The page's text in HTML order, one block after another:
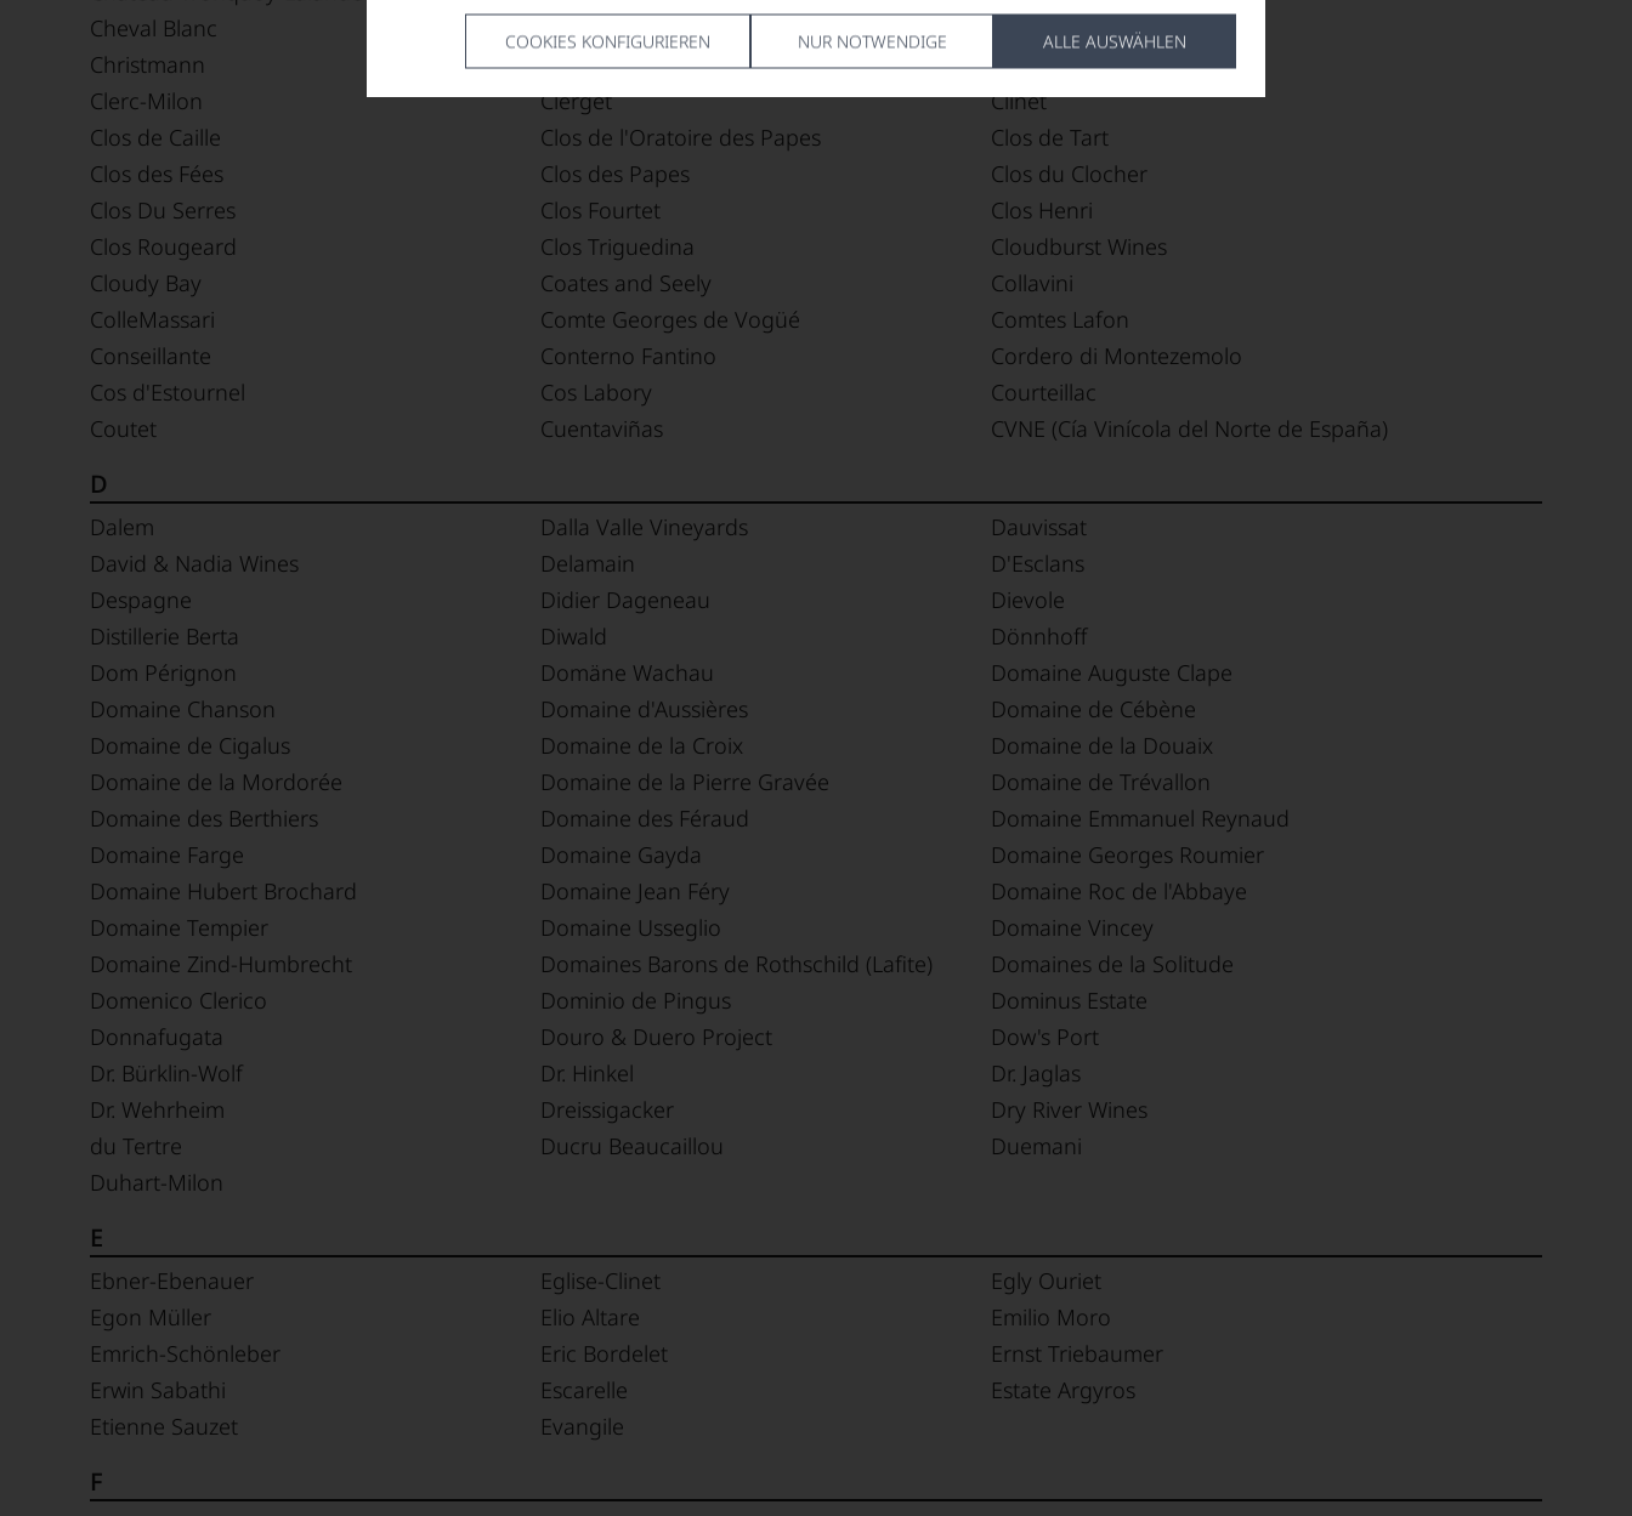
COOKIES KONFIGURIEREN NUR NOTWENDIGE ALLE AUSWÄHLEN
Cheval Blanc
Chevalier
Chris Ringland
Christmann
Ciacci Piccolomini d'Aragona
Clemens Busch
Clerc-Milon
Clerget
Clinet
Clos de Caille
Clos de l'Oratoire des Papes
Clos de Tart
Clos des Fées
Clos des Papes
Clos du Clocher
Clos Du Serres
Clos Fourtet
Clos Henri
Clos Rougeard
Clos Triguedina
Cloudburst Wines
Cloudy Bay
Coates and Seely
Collavini
ColleMassari
Comte Georges de Vogüé
Comtes Lafon
Conseillante
Conterno Fantino
Cordero di Montezemolo
Cos d'Estournel
Cos Labory
Courteillac
Coutet
Cuentaviñas CVNE (Cía Vinícola del Norte de España)
D
Dalem Dalla Valle Vineyards
Dauvissat
David & Nadia Wines
Delamain
D'Esclans
Despagne
Didier Dageneau
Dievole
Distillerie Berta
Diwald
Dönnhoff
Dom Pérignon
Domäne Wachau
Domaine Auguste Clape
Domaine Chanson
Domaine d'Aussières
Domaine de Cébène
Domaine de Cigalus
Domaine de la Croix
Domaine de la Douaix
Domaine de la Mordorée
Domaine de la Pierre Gravée
Domaine de Trévallon
Domaine des Berthiers
Domaine des Féraud
Domaine Emmanuel Reynaud
Domaine Farge
Domaine Gayda
Domaine Georges Roumier
Domaine Hubert Brochard
Domaine Jean Féry
Domaine Roc de l'Abbaye
Domaine Tempier
Domaine Usseglio
Domaine Vincey
Domaine Zind-Humbrecht
Domaines Barons de Rothschild (Lafite)
Domaines de la Solitude
Domenico Clerico
Dominio de Pingus
Dominus Estate
Donnafugata
Douro & Duero Project
Dow's Port
Dr. Bürklin-Wolf
Dr. Hinkel
Dr. Jaglas
Dr. Wehrheim
Dreissigacker
Dry River Wines
du Tertre
Ducru Beaucaillou
Duemani
Duhart-Milon
E
Ebner-Ebenauer Eglise-Clinet
Egly Ouriet
Egon Müller
Elio Altare
Emilio Moro
Emrich-Schönleber
Eric Bordelet
Ernst Triebaumer
Erwin Sabathi
Escarelle
Estate Argyros
Etienne Sauzet
Evangile
F